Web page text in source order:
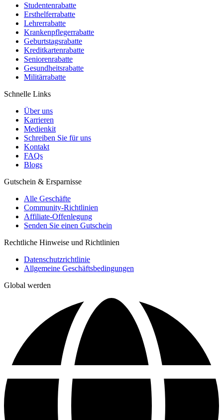
Studentenrabatte
Ersthelferrabatte
Lehrerrabatte
Krankenpflegerrabatte
Geburtstagsrabatte
Kreditkartenrabatte
Seniorenrabatte
Gesundheitsrabatte
Militärrabatte
Schnelle Links
Über uns
Karrieren
Medienkit
Schreiben Sie für uns
Kontakt
FAQs
Blogs
Gutschein & Ersparnisse
Alle Geschäfte
Community-Richtlinien
Affiliate-Offenlegung
Senden Sie einen Gutschein
Rechtliche Hinweise und Richtlinien
Datenschutzrichtlinie
Allgemeine Geschäftsbedingungen
Global werden